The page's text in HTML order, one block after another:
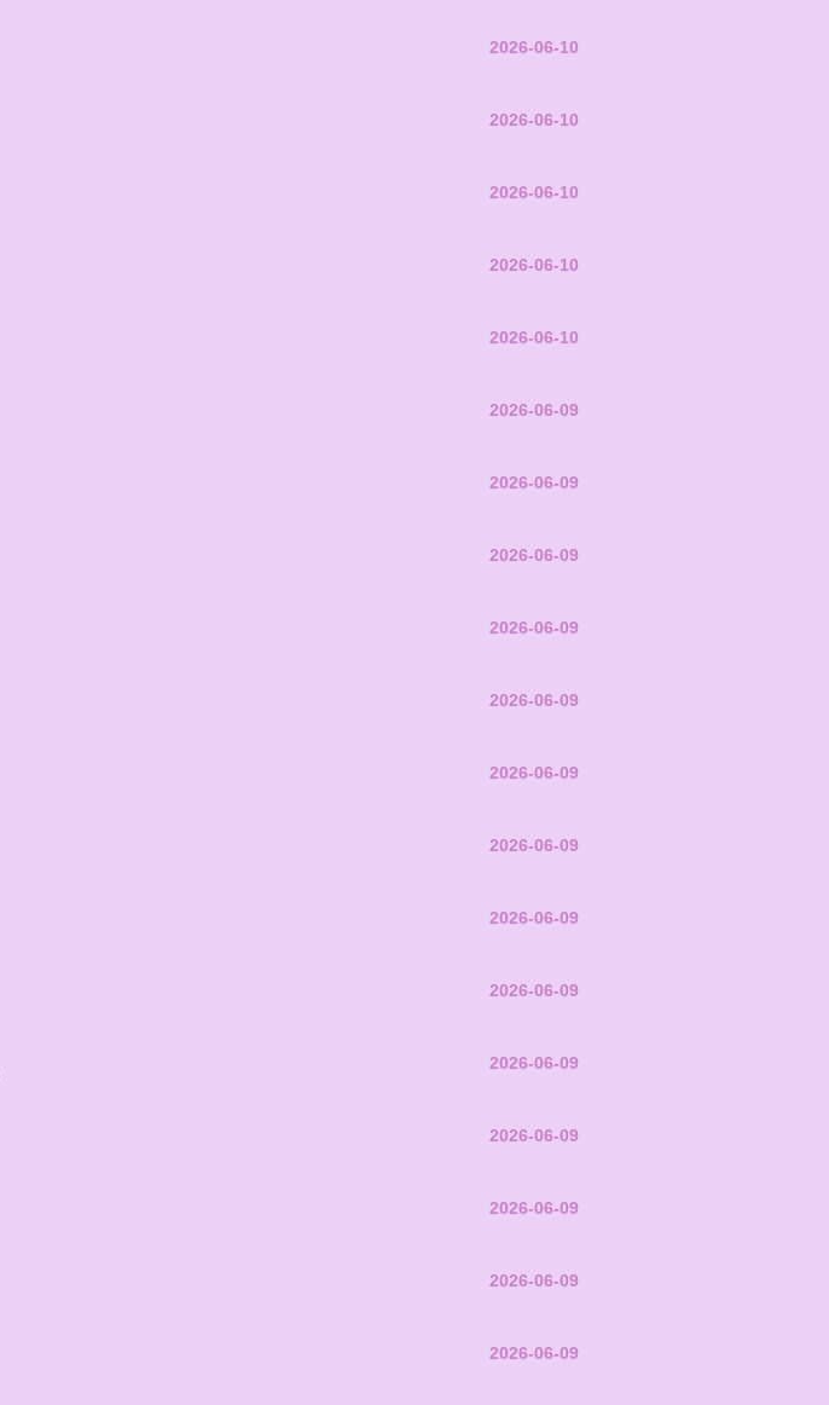
2026-06-10
2026-06-10
2026-06-10
2026-06-10
2026-06-10
2026-06-09
2026-06-09
2026-06-09
2026-06-09
2026-06-09
2026-06-09
2026-06-09
2026-06-09
2026-06-09
2026-06-09
2026-06-09
2026-06-09
2026-06-09
2026-06-09